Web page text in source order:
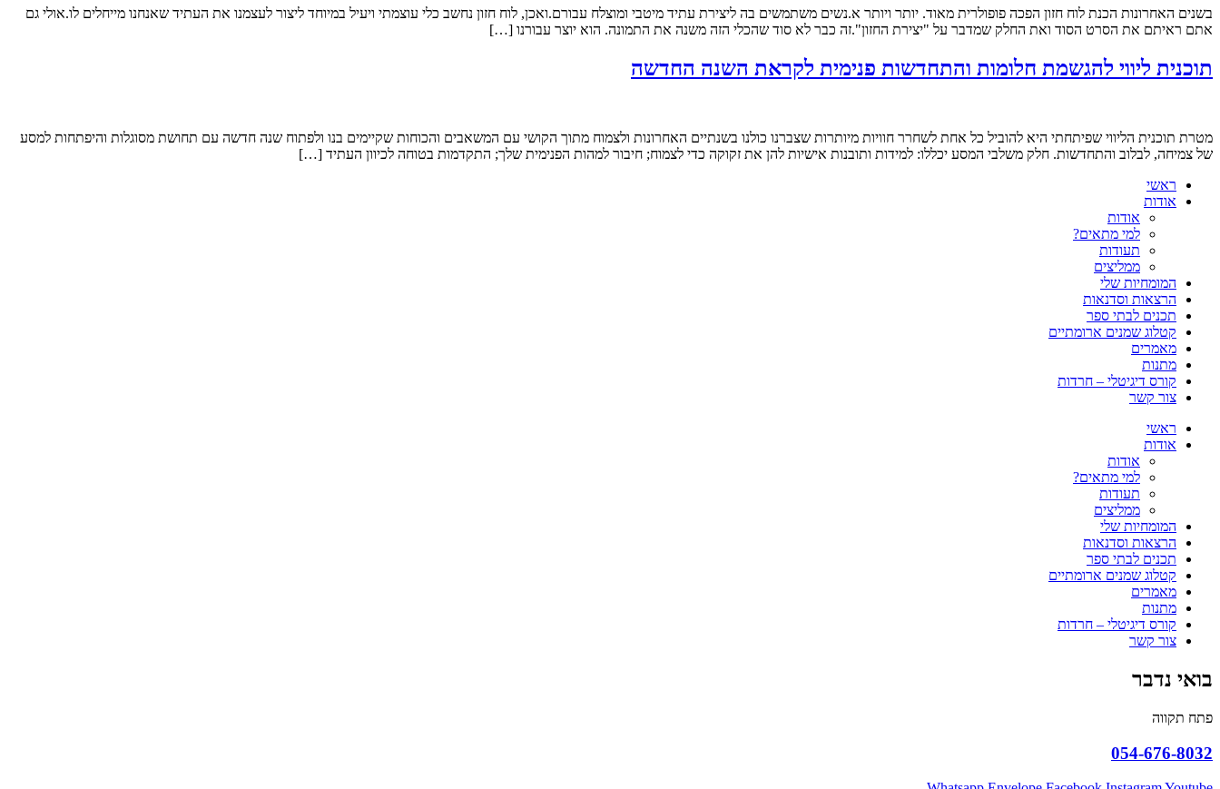
בשנים האחרונות הכנת לוח חזון הפכה פופולרית מאוד. יותר ויותר א.נשים משתמשים בה ליצירת עתיד מיטבי ומוצלח עבורם.ואכן, לוח חזון נחשב כלי עוצמתי ויעיל במיוחד ליצור לעצמנו את העתיד שאנחנו מייחלים לו.אולי גם
אתם ראיתם את הסרט הסוד ואת החלק שמדבר על "יצירת החזון".זה כבר לא סוד שהכלי הזה משנה את התמונה. הוא יוצר עבורנו […]
תוכנית ליווי להגשמת חלומות והתחדשות פנימית לקראת השנה החדשה
מטרת תוכנית הליווי שפיתחתי היא להוביל כל אחת לשחרר חוויות מיותרות שצברנו כולנו בשנתיים האחרונות ולצמוח מתוך הקושי עם המשאבים והכוחות שקיימים בנו ולפתוח שנה חדשה עם תחושת מסוגלות והיפתחות למסע
של צמיחה, לבלוב והתחדשות. חלק משלבי המסע יכללו: למידות ותובנות אישיות להן את זקוקה כדי לצמוח; חיבור למהות הפנימית שלך; התקדמות בטוחה לכיוון העתיד […]
ראשי
אודות
אודות
למי מתאים?
תעודות
ממליצים
המומחיות שלי
הרצאות וסדנאות
תכנים לבתי ספר
קטלוג שמנים ארומתיים
מאמרים
מתנות
קורס דיגיטלי – חרדות
צור קשר
ראשי
אודות
אודות
למי מתאים?
תעודות
ממליצים
המומחיות שלי
הרצאות וסדנאות
תכנים לבתי ספר
קטלוג שמנים ארומתיים
מאמרים
מתנות
קורס דיגיטלי – חרדות
צור קשר
בואי נדבר
פתח תקווה
054-676-8032